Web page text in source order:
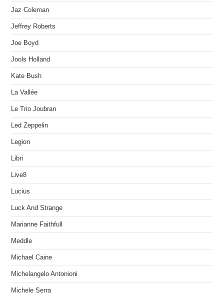
Jaz Coleman
Jeffrey Roberts
Joe Boyd
Jools Holland
Kate Bush
La Vallée
Le Trio Joubran
Led Zeppelin
Legion
Libri
Live8
Lucius
Luck And Strange
Marianne Faithfull
Meddle
Michael Caine
Michelangelo Antonioni
Michele Serra